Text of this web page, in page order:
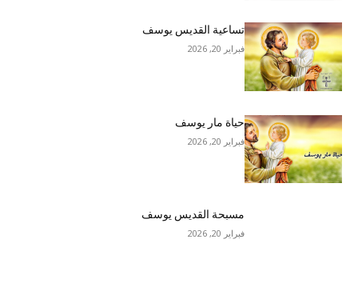
تساعية القديس يوسف
فبراير 20, 2026
حياة مار يوسف
فبراير 20, 2026
مسبحة القديس يوسف
فبراير 20, 2026